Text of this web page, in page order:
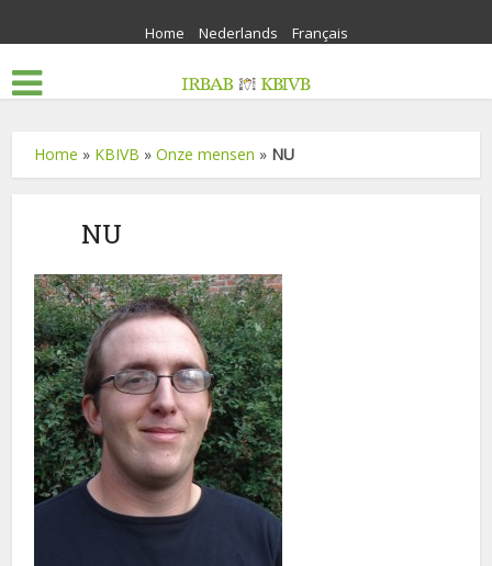
Home Nederlands Français
Home » KBIVB »Onze mensen » NU
NU